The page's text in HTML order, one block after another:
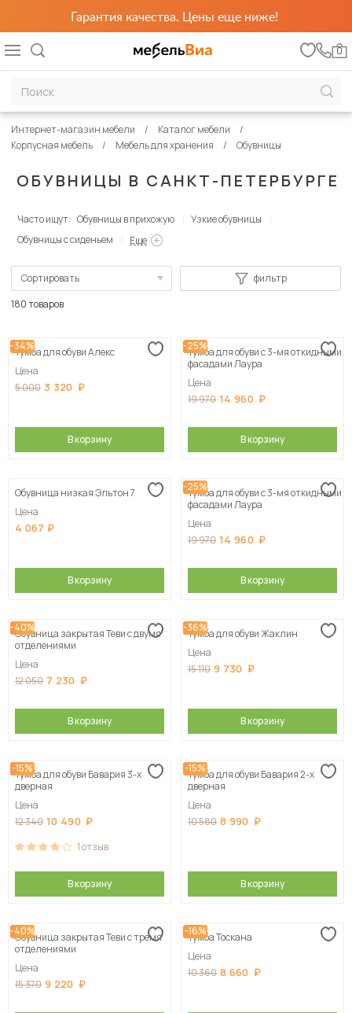
Гарантия качества. Цены еще ниже!
0
ОБУВНИЦЫ В САНКТ-ПЕТЕРБУРГЕ
Интернет-магазин мебели
Каталог мебели
Корпусная мебель
Мебель для хранения Обувницы
Часто ищут: Обувницы в прихожую
Узкие обувницы
Обувницы с сиденьем
Еще
Сортировать
Сначала дорогие
фильтр
180 товаров
-34%
Тумба для обуви Алекс
Цена
5 000 3 320
В корзину
-25%
Тумба для обуви с 3-мя откидными
фасадами Лаура
Цена
19 970 14 960
В корзину
Обувница низкая Эльтон 7
Цена
4 067
В корзину
-25%
Тумба для обуви с 3-мя откидными
фасадами Лаура
Цена
19 970 14 960
В корзину
-40%
Обувница закрытая Теви с двумя
отделениями
Цена
12 050 7 230
В корзину
-36%
Тумба для обуви Жаклин
Цена
15 110 9 730
В корзину
-15%
Тумба для обуви Бавария 3-х
дверная
Цена
12 340 10 490
1отзыв
В корзину
-15%
Тумба для обуви Бавария 2-х
дверная
Цена
10 580 8 990
В корзину
-40%
Обувница закрытая Теви с тремя
отделениями
Цена
15 370 9 220
-16%
Тумба Тоскана
Цена
10 360 8 660